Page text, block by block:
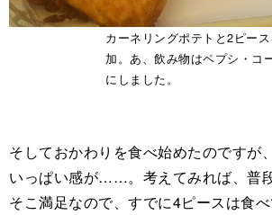
カーネリングポテトと2ピー
加。あ、飲み物はペプシ・コ
にしました。
そしておかわりを食べ始めたのですが
いっぱい感が……。考えてみれば、普
そこ満足なので、すでに4ピースは食